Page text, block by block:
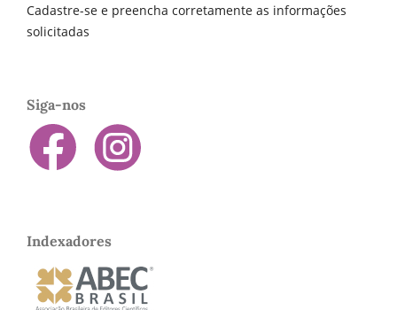
Cadastre-se e preencha corretamente as informações
solicitadas
Siga-nos
Indexadores